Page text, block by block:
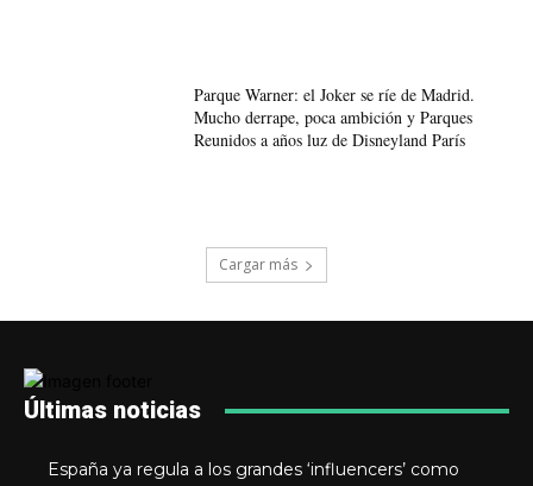
Parque Warner: el Joker se ríe de Madrid.
Mucho derrape, poca ambición y Parques
Reunidos a años luz de Disneyland París
Cargar más
Últimas noticias
España ya regula a los grandes ‘influencers’ como